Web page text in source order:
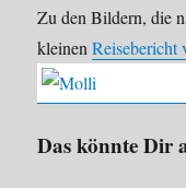
Zu den Bildern, die
kleinenReisebericht
Das könnte Dir